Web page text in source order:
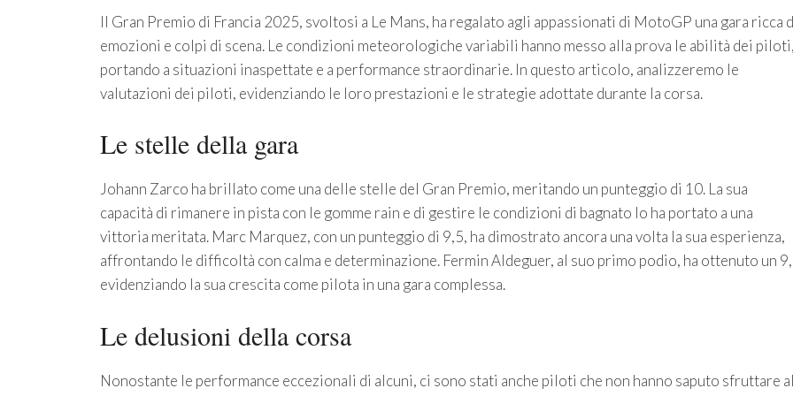
Il Gran Premio di Francia 2025, svoltosi a Le Mans, ha regalato agli appassionati di MotoGP una gara ricca
emozioni e colpi di scena. Le condizioni meteorologiche variabili hanno messo alla prova le abilità dei piloti,
portando a situazioni inaspettate e a performance straordinarie. In questo articolo, analizzeremo le
valutazioni dei piloti, evidenziando le loro prestazioni e le strategie adottate durante la corsa.
Le stelle della gara
Johann Zarco ha brillato come una delle stelle del Gran Premio, meritando un punteggio di 10. La sua
capacità di rimanere in pista con le gomme rain e di gestire le condizioni di bagnato lo ha portato a una
vittoria meritata. Marc Marquez, con un punteggio di 9,5, ha dimostrato ancora una volta la sua esperienza,
affrontando le difficoltà con calma e determinazione. Fermin Aldeguer, al suo primo podio, ha ottenuto un 9,
evidenziando la sua crescita come pilota in una gara complessa.
Le delusioni della corsa
Nonostante le performance eccezionali di alcuni, ci sono stati anche piloti che non hanno saputo sfruttare al